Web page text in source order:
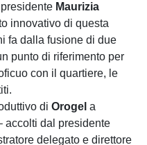
Maurizia
innovativo di questa
fa dalla fusione di due
punto di riferimento per
con il quartiere, le
di Orogel a
accolti dal presidente
delegato e direttore